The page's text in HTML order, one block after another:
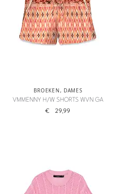
BROEKEN, DAMES
VMMENNY H/W SHORTS WVN GA
€ 29,99